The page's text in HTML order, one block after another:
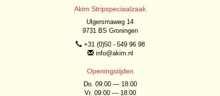
Akim Stripspeciaalzaak
Ulgersmaweg 14
9731 BS Groningen
+31 (0)50 - 549 96 98
info@akim.nl
Openingstijden
Do. 09:00 — 18:00
Vr. 09:00 — 18:00